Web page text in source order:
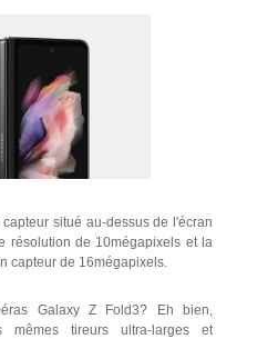
situé au-dessus de l'écran
résolution de 10mégapixels et la
capteur de 16mégapixels.
Galaxy Z Fold3? Eh bien,
tireurs ultra-larges et